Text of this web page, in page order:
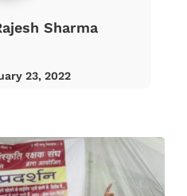
Sharma
23, 2022